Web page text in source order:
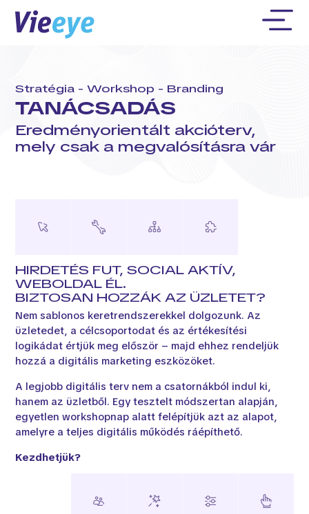
Stratégia - Workshop - Branding
TANÁCSADÁS
Eredményorientált akcióterv,
mely csak a megvalósításra vár
HIRDETÉS FUT, SOCIAL AKTÍV,
WEBOLDAL ÉL.
BIZTOSAN HOZZÁK AZ ÜZLETET?
Nem sablonos keretrendszerekkel dolgozunk. Az
üzletedet, a célcsoportodat és az értékesítési
logikádat értjük meg először – majd ehhez rendeljük
hozzá a digitális marketing eszközöket.
A legjobb digitális terv nem a csatornákból indul ki,
hanem az üzletből. Egy tesztelt módszertan alapján,
egyetlen workshopnap alatt felépítjük azt az alapot,
amelyre a teljes digitális működés ráépíthető.
Kezdhetjük?